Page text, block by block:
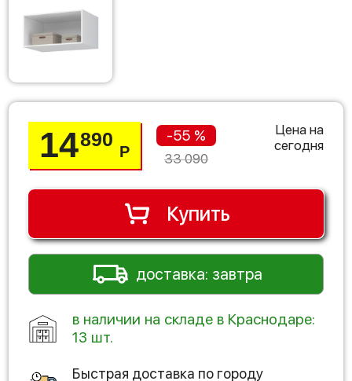
14890
Р
-55 %
33 090
Цена на
сегодня
Купить
доставка: завтра
в наличии на складе в Краснодаре:
13 шт.
Быстрая доставка по городу